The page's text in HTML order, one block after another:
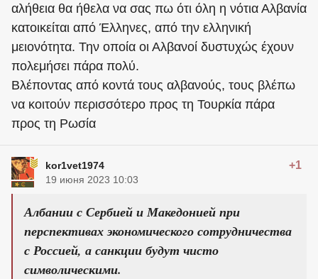
αλήθεια θα ήθελα να σας πω ότι όλη η νότια Αλβανία
κατοικείται από Έλληνες, από την ελληνική
μειονότητα. Την οποία οι Αλβανοί δυστυχώς έχουν
πολεμήσει πάρα πολύ.
Βλέποντας από κοντά τους αλβανούς, τους βλέπω
να κοιτούν περισσότερο προς τη Τουρκία πάρα
προς τη Ρωσία
kor1vet1974 +1
19 июня 2023 10:03
Албании с Сербией и Македонией при
перспективах экономического сотрудничества
с Россией, а санкции будут чисто
символическими.